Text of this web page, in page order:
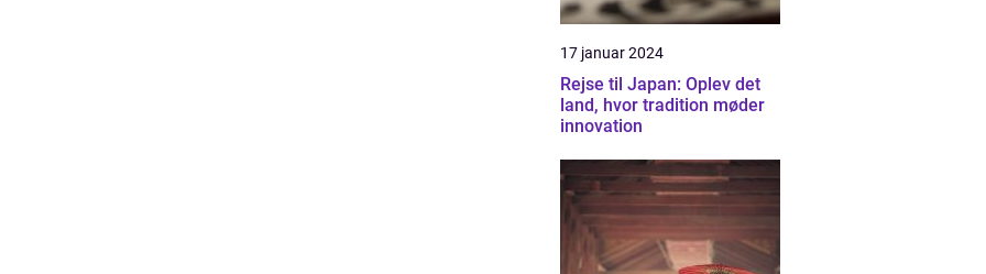
17 januar 2024
Rejse til Japan: Oplev det
land, hvor tradition møder
innovation